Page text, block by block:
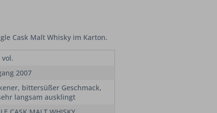
Cask Malt Whisky im Karton.
vol.
2007
bittersüßer Geschmack,
langsam ausklingt